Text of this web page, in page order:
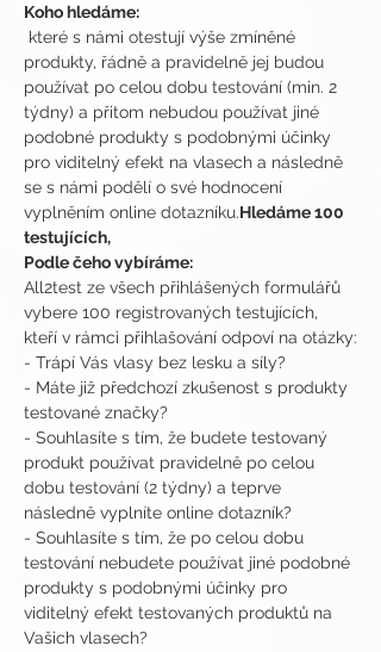
Koho hledáme:
produkty, řádně a pravidelně jej budou
používat po celou dobu testování (min. 2
týdny) a přitom nebudou používat jiné
podobné produkty s podobnými účinky
pro viditelný efekt na vlasech a následně
se s námi podělí o své hodnocení
vyplněním online dotazníku.Hledáme 100
testujících,
Podle čeho vybíráme:
All2test ze všech přihlášených formulářů
vybere 100 registrovaných testujících,
kteří v rámci přihlašování odpoví na otázky:
- Trápí Vás vlasy bez lesku a síly?
- Máte již předchozí zkušenost s produkty
testované značky?
- Souhlasíte s tím, že budete testovaný
produkt používat pravidelně po celou
dobu testování (2 týdny) a teprve
následně vyplníte online dotazník?
- Souhlasíte s tím, že po celou dobu
testování nebudete používat jiné podobné
produkty s podobnými účinky pro
viditelný efekt testovaných produktů na
Vašich vlasech?